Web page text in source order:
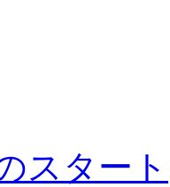
スタート